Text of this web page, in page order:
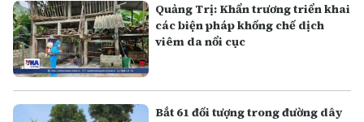
Quảng Trị: Khẩn trương triển khai
các biện pháp khống chế dịch
viêm da nổi cục
Bắt 61 đối tượng trong đường dây